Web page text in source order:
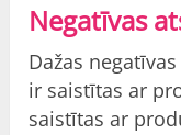
Negatīvas
Dažas
ir saistītas ar
saistītas ar